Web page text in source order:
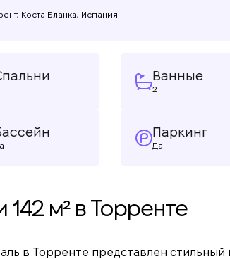
Коста Бланка, Испания
Ванные
2
Паркинг
Да
м² в Торренте
в Торренте представлен стильный